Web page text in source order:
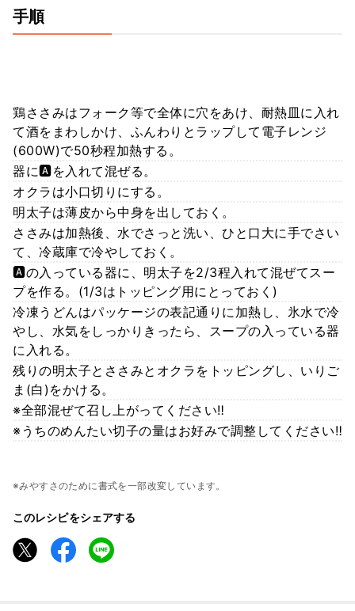
手順
鶏ささみはフォーク等で全体に穴をあけ、耐熱皿に入れ
て酒をまわしかけ、ふんわりとラップして電子レンジ
(600W)で50秒程加熱する。
器に🅰️を入れて混ぜる。
オクラは小口切りにする。
明太子は薄皮から中身を出しておく。
ささみは加熱後、水でさっと洗い、ひと口大に手でさい
て、冷蔵庫で冷やしておく。
🅰️の入っている器に、明太子を2/3程入れて混ぜてスー
プを作る。(1/3はトッピング用にとっておく)
冷凍うどんはパッケージの表記通りに加熱し、氷水で冷
やし、水気をしっかりきったら、スープの入っている器
に入れる。
残りの明太子とささみとオクラをトッピングし、いりご
ま(白)をかける。
※全部混ぜて召し上がってください‼️
※うちのめんたい切子の量はお好みで調整してください‼️
※みやすさのために書式を一部改変しています。
このレシピをシェアする